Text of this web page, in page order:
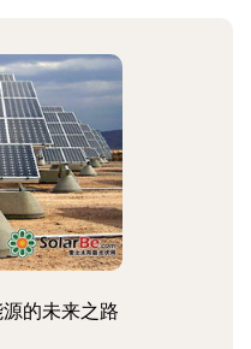
的未来之路